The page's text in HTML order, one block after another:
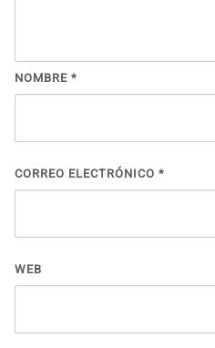
NOMBRE *
CORREO ELECTRÓNICO *
WEB